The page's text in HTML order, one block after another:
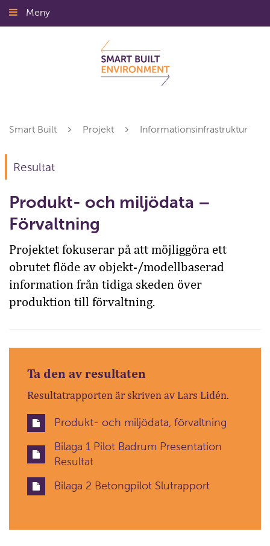
Gå
till
Meny
Smart Built Projekt Informationsinfrastruktur
Resultat
Produkt- och miljödata –
Förvaltning
Projektet fokuserar på att möjliggöra ett
obrutet flöde av objekt-/modellbaserad
information från tidiga skeden över
produktion till förvaltning.
Ta den av resultaten
Resultatrapporten är skriven av Lars Lidén.
Produkt- och miljödata, förvaltning
Bilaga 1 Pilot Badrum Presentation
Resultat
Bilaga 2 Betongpilot Slutrapport